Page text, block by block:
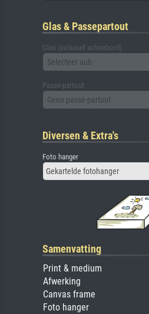
Glas & Passepartout
Glas (inclusief achterbord)
Selecteer aub
Passe-partout
Geen passe-partout
Diversen & Extra's
Foto hanger
Gekartelde fotohanger
Samenvatting
Print & medium
Afwerking
Canvas frame
Foto hanger